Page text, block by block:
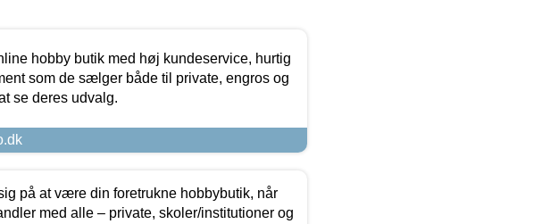
hobby butik med høj kundeservice, hurtig
som de sælger både til private, engros og
se deres udvalg.
på at være din foretrukne hobbybutik, når
med alle – private, skoler/institutioner og